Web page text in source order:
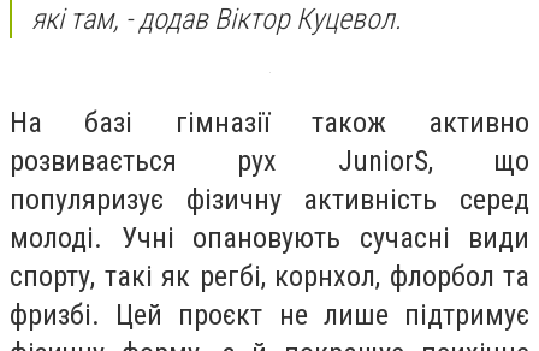
які там, - додав Віктор Куцевол.
На базі гімназії також активно
розвивається рух JuniorS, що
популяризує фізичну активність серед
молоді. Учні опановують сучасні види
спорту, такі як регбі, корнхол, флорбол та
фризбі. Цей проєкт не лише підтримує